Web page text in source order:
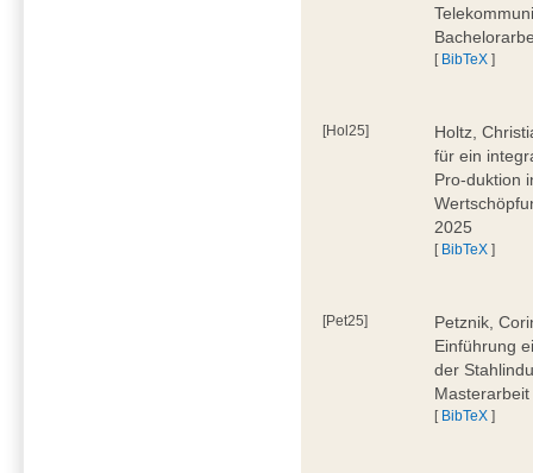
[ BibTeX ]
[Hol25]
Holtz,
für ein
Pro-duktion
2025
[ BibTeX ]
[Pet25]
Petznik,
Einführung
der
[ BibTeX ]